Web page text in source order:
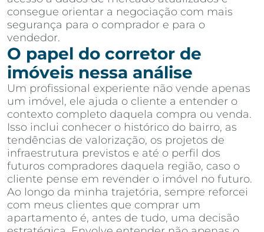
consegue orientar a negociação com mais
segurança para o comprador e para o
vendedor.
O papel do corretor de
imóveis nessa análise
Um profissional experiente não vende apenas
um imóvel, ele ajuda o cliente a entender o
contexto completo daquela compra ou venda.
Isso inclui conhecer o histórico do bairro, as
tendências de valorização, os projetos de
infraestrutura previstos e até o perfil dos
futuros compradores daquela região, caso o
cliente pense em revender o imóvel no futuro.
Ao longo da minha trajetória, sempre reforcei
com meus clientes que comprar um
apartamento é, antes de tudo, uma decisão